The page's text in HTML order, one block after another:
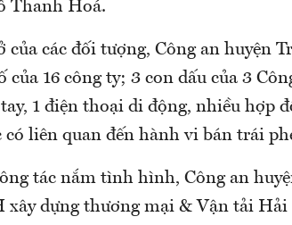
Thanh Hoá.
của các đối tượng, Công an huyện
của 16 công ty; 3 con dấu của 3
1 điện thoại di động, nhiều hợp
có liên quan đến hành vi bán trái
tác nắm tình hình, Công an
xây dựng thương mại & Vận tải Hải